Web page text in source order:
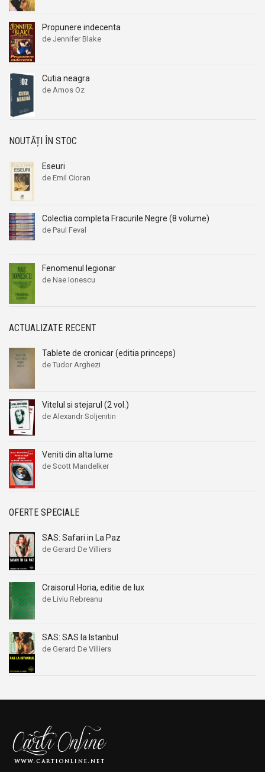
Propunere indecenta
de Jennifer Blake
Cutia neagra
de Amos Oz
NOUTĂȚI ÎN STOC
Eseuri
de Emil Cioran
Colectia completa Fracurile Negre (8 volume)
de Paul Feval
Fenomenul legionar
de Nae Ionescu
ACTUALIZATE RECENT
Tablete de cronicar (editia princeps)
de Tudor Arghezi
Vitelul si stejarul (2 vol.)
de Alexandr Soljenitin
Veniti din alta lume
de Scott Mandelker
OFERTE SPECIALE
SAS: Safari in La Paz
de Gerard De Villiers
Craisorul Horia, editie de lux
de Liviu Rebreanu
SAS: SAS la Istanbul
de Gerard De Villiers